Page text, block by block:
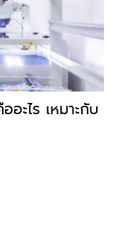
ะไร เหมาะกับ